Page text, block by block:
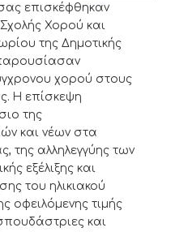
επισκέφθηκαν
Χορού και
της Δημοτικής
χορού στους
Η επίσκεψη
της
και νέων στα
της αλληλεγγύης των
εξέλιξης και
του ηλικιακού
οφειλόμενης τιμής
και